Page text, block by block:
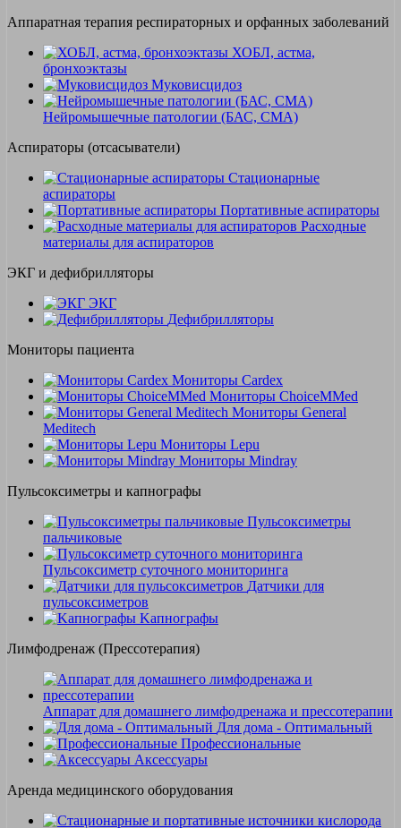
Аппаратная терапия респираторных и орфанных заболеваний
ХОБЛ, астма,
бронхоэктазы
Муковисцидоз
Нейромышечные патологии (БАС, СМА)
Аспираторы (отсасыватели)
Стационарные
аспираторы
Портативные аспираторы
Расходные
материалы для аспираторов
ЭКГ и дефибрилляторы
ЭКГ
Дефибрилляторы
Мониторы пациента
Мониторы Cardex
Мониторы ChoiceMMed
Мониторы General
Meditech
Мониторы Lepu
Мониторы Mindray
Пульсоксиметры и капнографы
Пульсоксиметры
пальчиковые
Пульсоксиметр суточного мониторинга
Датчики для
пульсоксиметров
Kапнографы
Лимфодренаж (Прессотерапия)
Аппарат для домашнего лимфодренажа и прессотерапии
Для дома - Оптимальный
Профессиональные
Аксессуары
Аренда медицинского оборудования